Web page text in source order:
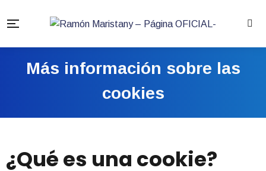
Más información sobre las
cookies
¿Qué es una cookie?